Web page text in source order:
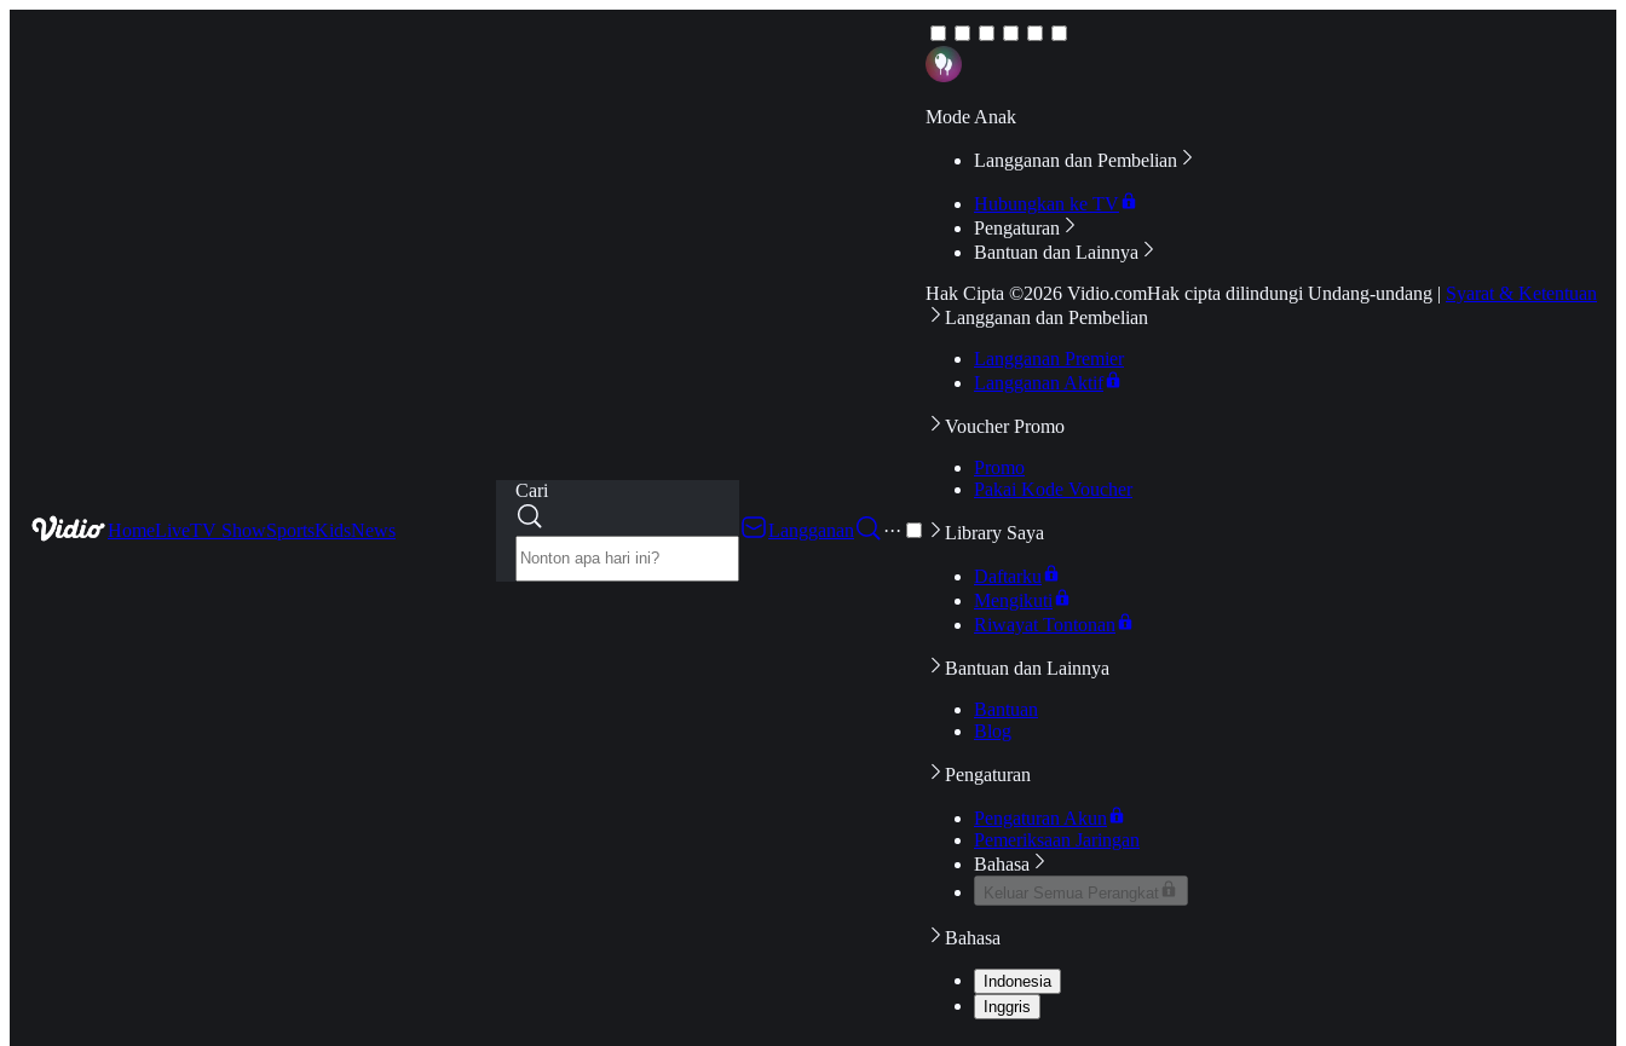
HomeLiveTV ShowSportsKidsNews
Cari
Langganan
···
Mode Anak
Langganan dan Pembelian
Hubungkan ke TV
Pengaturan
Bantuan dan Lainnya
Hak Cipta ©2026 Vidio.comHak cipta dilindungi Undang-undang | Syarat & Ketentuan
Langganan dan Pembelian
Langganan Premier
Langganan Aktif
Voucher Promo
Promo
Pakai Kode Voucher
Library Saya
Daftarku
Mengikuti
Riwayat Tontonan
Bantuan dan Lainnya
Bantuan
Blog
Pengaturan
Pengaturan Akun
Pemeriksaan Jaringan
Bahasa
Keluar Semua Perangkat
Bahasa
Indonesia
Inggris